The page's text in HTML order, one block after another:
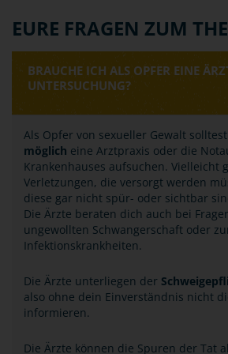
EURE FRAGEN ZUM
BRAUCHE ICH ALS OPFER EINE
UNTERSUCHUNG?
Als Opfer von sexueller Gewalt
möglich eine Arztpraxis oder die
Krankenhauses aufsuchen. Vielleicht
Verletzungen, die versorgt werden
diese gar nicht spür- oder sichtbar
Die Ärzte beraten dich auch bei
ungewollten Schwangerschaft oder
Infektionskrankheiten.
Die Ärzte unterliegen der
also ohne dein Einverständnis nicht
informieren.
Die Ärzte können die Spuren der Tat